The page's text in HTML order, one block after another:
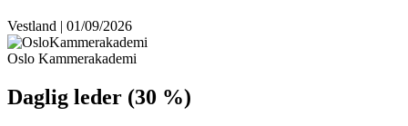
Vestland | 01/09/2026
Oslo Kammerakademi
Daglig leder (30 %)